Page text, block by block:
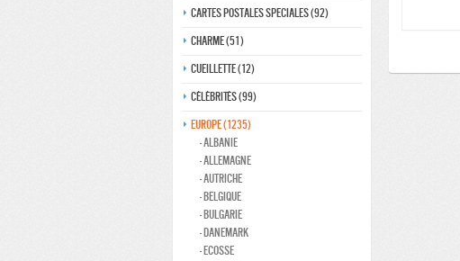
Cartes postales speciales (92)
Charme (51)
Cueillette (12)
Célébrités (99)
Europe (1235)
- Albanie
- Allemagne
- Autriche
- Belgique
- Bulgarie
- Danemark
- ecosse